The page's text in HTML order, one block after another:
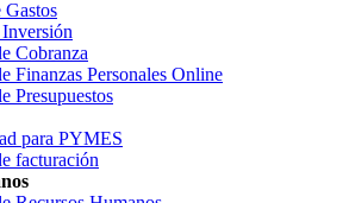
Gastos
Cobranza
Finanzas Personales Online
Presupuestos
para PYMES
facturación